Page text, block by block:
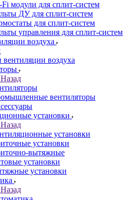
модули для сплит-систем
ДУ для сплит-систем
для сплит-систем
управления для сплит-систем
воздуха
воздуха
Назад
вентиляторы
установки
Назад
установки
установки
вытяжные
установки
установки
Назад